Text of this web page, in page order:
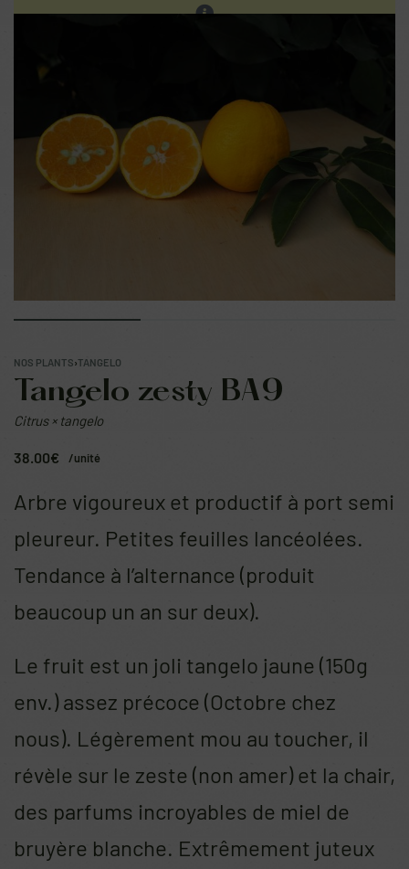
NOS PLANTS›TANGELO
Tangelo zesty BA9
Citrus × tangelo
38.00€ /unité
Arbre vigoureux et productif à port semi
pleureur. Petites feuilles lancéolées.
Tendance à l’alternance (produit
beaucoup un an sur deux).
Le fruit est un joli tangelo jaune (150g
env.) assez précoce (Octobre chez
nous). Légèrement mou au toucher, il
révèle sur le zeste (non amer) et la chair,
des parfums incroyables de miel de
bruyère blanche. Extrêmement juteux